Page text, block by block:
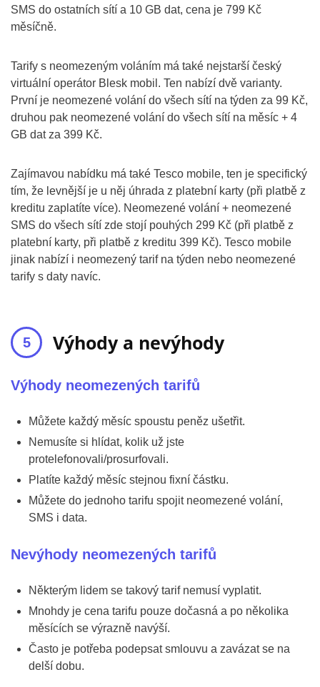
SMS do ostatních sítí a 10 GB dat, cena je 799 Kč
měsíčně.
Tarify s neomezeným voláním má také nejstarší český
virtuální operátor Blesk mobil. Ten nabízí dvě varianty.
První je neomezené volání do všech sítí na týden za 99 Kč,
druhou pak neomezené volání do všech sítí na měsíc + 4
GB dat za 399 Kč.
Zajímavou nabídku má také Tesco mobile, ten je specifický
tím, že levnější je u něj úhrada z platební karty (při platbě z
kreditu zaplatíte více). Neomezené volání + neomezené
SMS do všech sítí zde stojí pouhých 299 Kč (při platbě z
platební karty, při platbě z kreditu 399 Kč). Tesco mobile
jinak nabízí i neomezený tarif na týden nebo neomezené
tarify s daty navíc.
Výhody a nevýhody
Výhody neomezených tarifů
Můžete každý měsíc spoustu peněz ušetřit.
Nemusíte si hlídat, kolik už jste
protelefonovali/prosurfovali.
Platíte každý měsíc stejnou fixní částku.
Můžete do jednoho tarifu spojit neomezené volání,
SMS i data.
Nevýhody neomezených tarifů
Některým lidem se takový tarif nemusí vyplatit.
Mnohdy je cena tarifu pouze dočasná a po několika
měsících se výrazně navýší.
Často je potřeba podepsat smlouvu a zavázat se na
delší dobu.